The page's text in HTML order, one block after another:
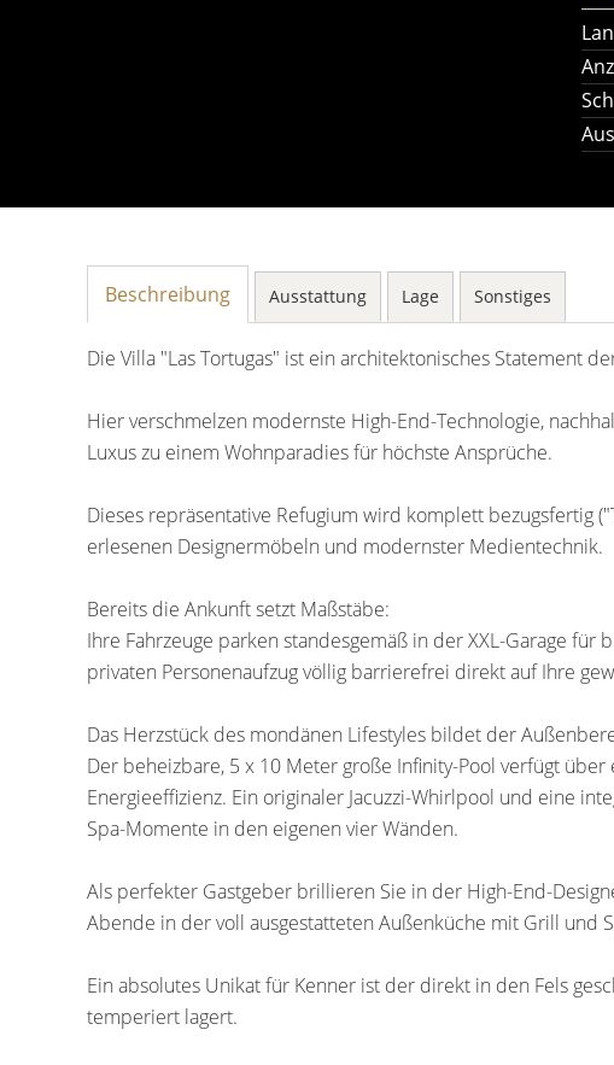
Beschreibung Ausstattung Lage Sonstiges
Die Villa "Las Tortugas" ist ein architektonisches Statement
Hier verschmelzen modernste High-End-Technologie,
Luxus zu einem Wohnparadies für höchste Ansprüche.
Dieses repräsentative Refugium wird komplett bezugsfertig
erlesenen Designermöbeln und modernster Medientechnik.
Bereits die Ankunft setzt Maßstäbe:
Ihre Fahrzeuge parken standesgemäß in der XXL-Garage
privaten Personenaufzug völlig barrierefrei direkt auf Ihre
Das Herzstück des mondänen Lifestyles bildet der
Der beheizbare, 5 x 10 Meter große Infinity-Pool verfügt
Energieeffizienz. Ein originaler Jacuzzi-Whirlpool und eine
Spa-Momente in den eigenen vier Wänden.
Als perfekter Gastgeber brillieren Sie in der High-End-
Abende in der voll ausgestatteten Außenküche mit Grill und
Ein absolutes Unikat für Kenner ist der direkt in den Fels
temperiert lagert.